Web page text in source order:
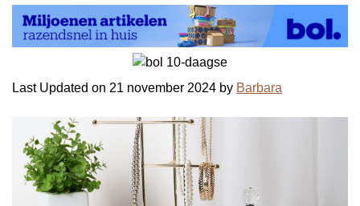
Last Updated on 21 november 2024 by Barbara